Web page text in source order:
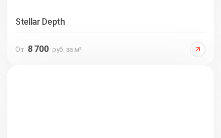
Stellar Depth
От 8 700 руб. за м²